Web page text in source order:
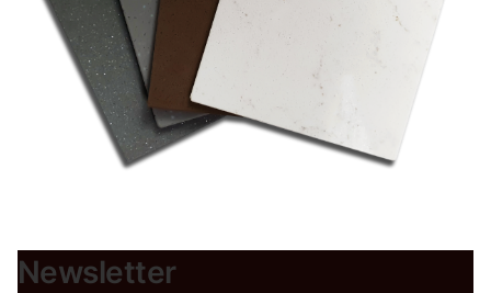
Newsletter